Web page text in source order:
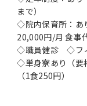
まで）
◇院内保育所：あ
20,000円/月 食事
◇職員健診 ◇フ
◇単身寮あり（
（1食250円）